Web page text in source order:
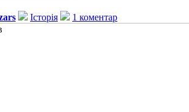
Історія 1 коментар